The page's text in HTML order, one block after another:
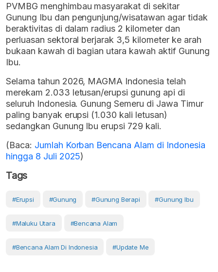
PVMBG menghimbau masyarakat di sekitar
Gunung Ibu dan pengunjung/wisatawan agar tidak
beraktivitas di dalam radius 2 kilometer dan
perluasan sektoral berjarak 3,5 kilometer ke arah
bukaan kawah di bagian utara kawah aktif Gunung
Ibu.
Selama tahun 2026, MAGMA Indonesia telah
merekam 2.033 letusan/erupsi gunung api di
seluruh Indonesia. Gunung Semeru di Jawa Timur
paling banyak erupsi (1.030 kali letusan)
sedangkan Gunung Ibu erupsi 729 kali.
(Baca: Jumlah Korban Bencana Alam di Indonesia
hingga 8 Juli 2025)
Tags
#erupsi #Gunung #gunung Berapi #Gunung Ibu
#Maluku Utara #Bencana Alam
#Bencana Alam Di Indonesia #Update Me